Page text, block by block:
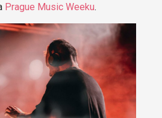
Prague Music Weeku.